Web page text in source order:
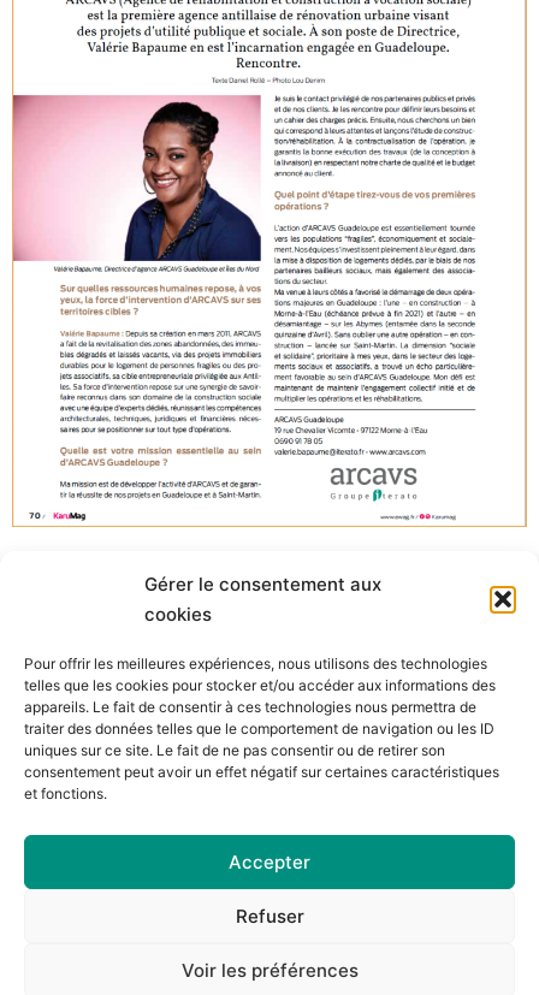
Gérer le consentement aux
cookies
Pour offrir les meilleures expériences, nous utilisons des technologies
telles que les cookies pour stocker et/ou accéder aux informations des
appareils. Le fait de consentir à ces technologies nous permettra de
traiter des données telles que le comportement de navigation ou les ID
uniques sur ce site. Le fait de ne pas consentir ou de retirer son
consentement peut avoir un effet négatif sur certaines caractéristiques
et fonctions.
Accepter
Refuser
Voir les préférences
< retour aux actualités
Contact |Mentions lé​gales
© arcavs.com – Coypright © 2020. Tous droits réservés.